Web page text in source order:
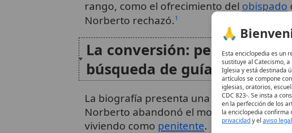
rango, como el ofrecimiento del obispado
Norberto rechazó.1
La conversión: penitencia,
búsqueda de guía
La biografía presenta una conversiónreal
Norberto abandonó el modo de vida
viviendo como penitente.
🙏
Esta enciclopedia es un
sustituye al Catecismo,
Iglesia y está destinada
artículos se compone con
iglesias, oratorios,
CDC 823-. Se insta a
en la perfección de los
la enciclopedia confirma
privacidady el aviso legal